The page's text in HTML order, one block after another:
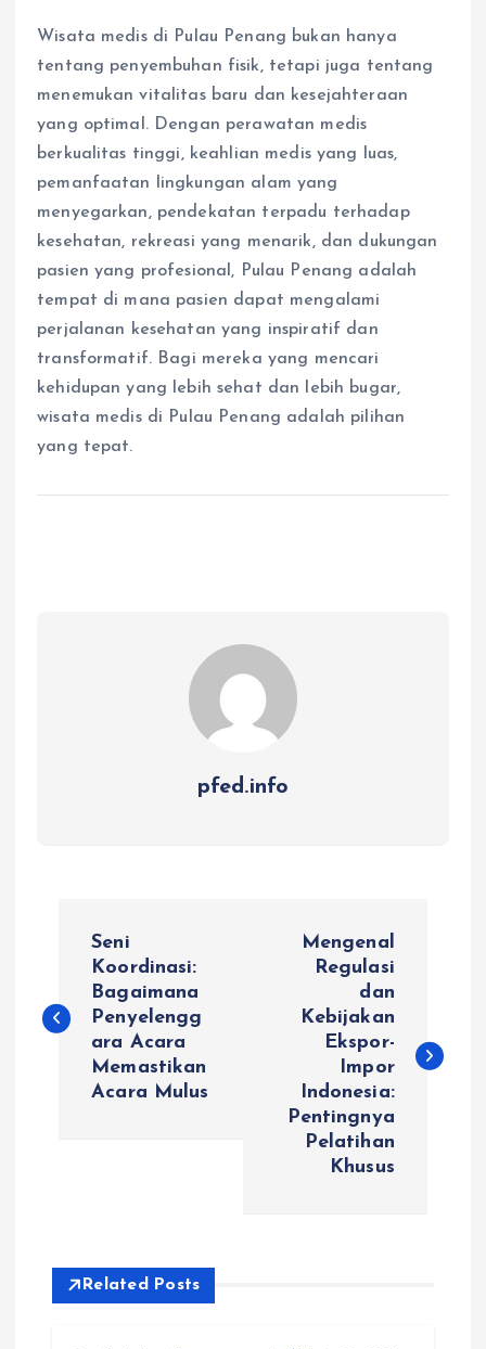
Wisata medis di Pulau Penang bukan hanya
tentang penyembuhan fisik, tetapi juga tentang
menemukan vitalitas baru dan kesejahteraan
yang optimal. Dengan perawatan medis
berkualitas tinggi, keahlian medis yang luas,
pemanfaatan lingkungan alam yang
menyegarkan, pendekatan terpadu terhadap
kesehatan, rekreasi yang menarik, dan dukungan
pasien yang profesional, Pulau Penang adalah
tempat di mana pasien dapat mengalami
perjalanan kesehatan yang inspiratif dan
transformatif. Bagi mereka yang mencari
kehidupan yang lebih sehat dan lebih bugar,
wisata medis di Pulau Penang adalah pilihan
yang tepat.
pfed.info
s
Seni
Koordinasi:
Bagaimana
Penyelengg
ara Acara
Memastikan
Acara Mulus
Mengenal
Regulasi
dan
Kebijakan
Ekspor-
Impor
Indonesia:
Pentingnya
Pelatihan
Khusus
Related Posts